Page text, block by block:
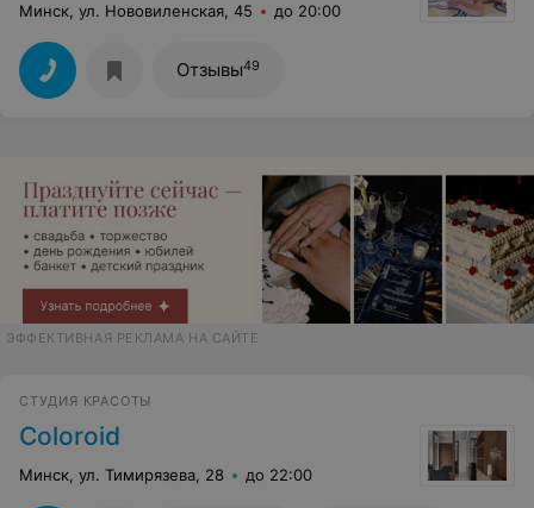
Минск, ул. Нововиленская, 45 до 20:00
Отзывы49
ЭФФЕКТИВНАЯ РЕКЛАМА НА САЙТЕ
СТУДИЯ КРАСОТЫ
Coloroid
Минск, ул. Тимирязева, 28 до 22:00